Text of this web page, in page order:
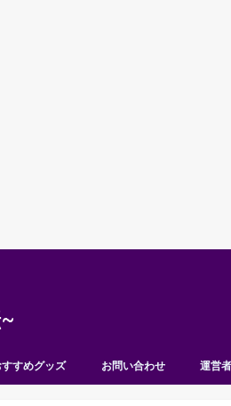
すすめグッズ お問い合わせ 運営